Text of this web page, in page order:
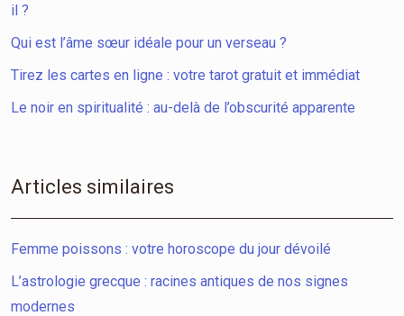
il ?
Qui est l’âme sœur idéale pour un verseau ?
Tirez les cartes en ligne : votre tarot gratuit et immédiat
Le noir en spiritualité : au-delà de l’obscurité apparente
Articles similaires
Femme poissons : votre horoscope du jour dévoilé
L’astrologie grecque : racines antiques de nos signes
modernes